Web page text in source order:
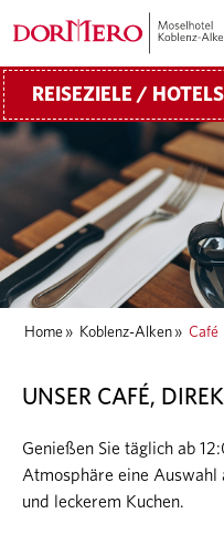
REISEZIELE / HOTELS
Home » Koblenz-Alken » Café
UNSER CAFÉ,
Genießen Sie täglich ab
Atmosphäre eine Auswahl
und leckerem Kuchen.